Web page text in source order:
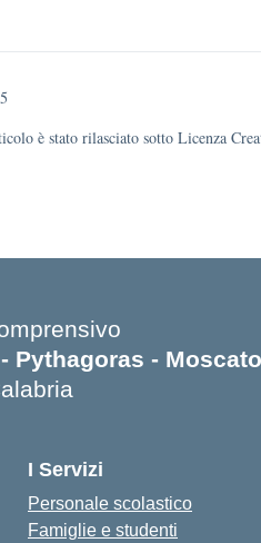
è stato rilasciato sotto Licenza
Pythagoras - Moscato
I Servizi
Personale scolastico
Famiglie e studenti